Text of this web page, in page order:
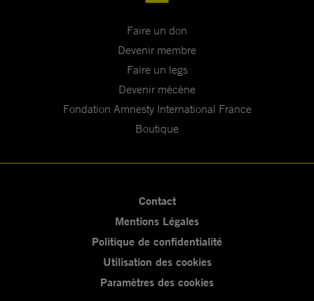
Faire un don
Devenir membre
Faire un legs
Devenir mécène
Fondation Amnesty International France
Boutique
Contact
Mentions Légales
Politique de confidentialité
Utilisation des cookies
Paramètres des cookies